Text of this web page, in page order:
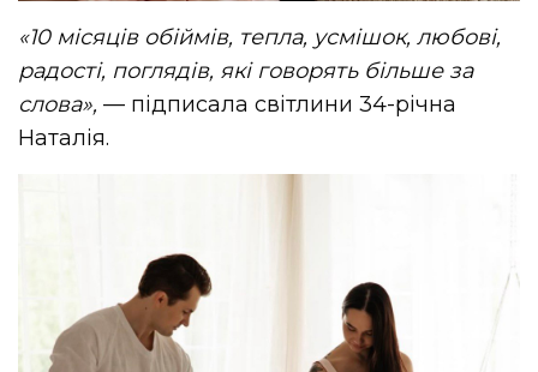
«10 місяців обіймів, тепла, усмішок, любові,
радості, поглядів, які говорять більше за
слова», — підписала світлини 34-річна
Наталія.